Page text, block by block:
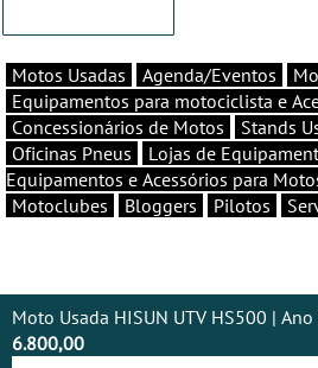
Motos Usadas Agenda/Eventos
Equipamentos para motociclista e
Concessionários de Motos
Stands
Oficinas Pneus
Lojas de
Equipamentos e Acessórios para
Motoclubes
Bloggers Pilotos
Moto Usada HISUN UTV HS500 |
6.800,00